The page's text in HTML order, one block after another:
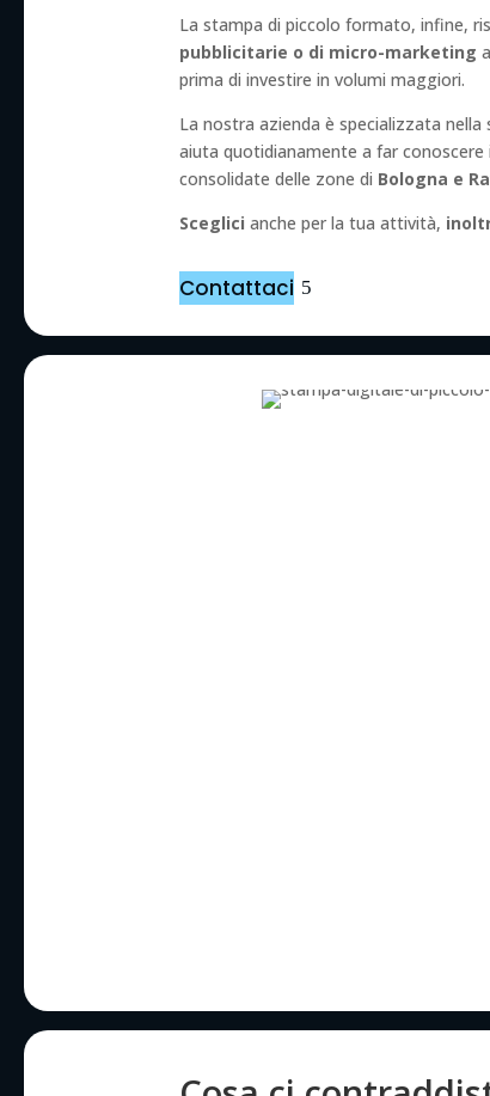
La stampa di piccolo formato, infine,
pubblicitarie o di micro-marketing
prima di investire in volumi maggiori.
La nostra azienda è specializzata
aiuta quotidianamente a far
consolidate delle zone di Bologna e
Sceglici anche per la tua attività,
Contattaci